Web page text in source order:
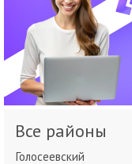
Все районы
Голосеевский